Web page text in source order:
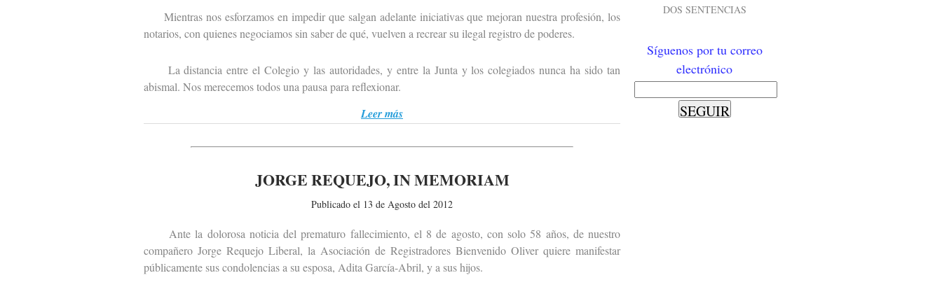
Mientras nos esforzamos en impedir que salgan adelante iniciativas que mejoran nuestra profesión, los
notarios, con quienes negociamos sin saber de qué, vuelven a recrear su ilegal registro de poderes.
La distancia entre el Colegio y las autoridades, y entre la Junta y los colegiados nunca ha sido tan
abismal. Nos merecemos todos una pausa para reflexionar.
Leer más
JORGE REQUEJO, IN MEMORIAM
Publicado el 13 de Agosto del 2012
Ante la dolorosa noticia del prematuro fallecimiento, el 8 de agosto, con solo 58 años, de nuestro
compañero Jorge Requejo Liberal, la Asociación de Registradores Bienvenido Oliver quiere manifestar
públicamente sus condolencias a su esposa, Adita García-Abril, y a sus hijos.
DOS SENTENCIAS
Síguenos por tu correo
electrónico